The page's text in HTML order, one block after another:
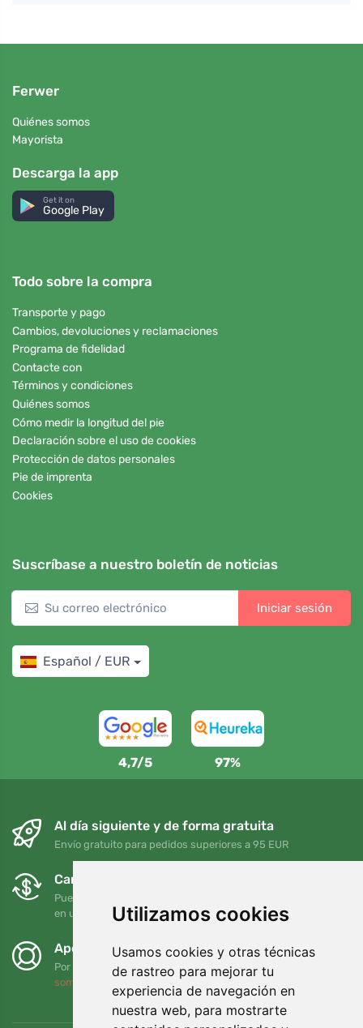
Utilizamos cookies
Usamos cookies y otras técnicas
de rastreo para mejorar tu
experiencia de navegación en
nuestra web, para mostrarte
Ferwer
Quiénes somos
Mayorista
Descarga la app
Get it on
Google Play
Todo sobre la compra
Transporte y pago
Cambios, devoluciones y reclamaciones
Programa de fidelidad
Contacte con
Términos y condiciones
Quiénes somos
Cómo medir la longitud del pie
Declaración sobre el uso de cookies
Protección de datos personales
Pie de imprenta
Cookies
Suscríbase a nuestro boletín de noticias
Iniciar sesión
Español / EUR
4,7/5 97%
Al día siguiente y de forma gratuita
Envío gratuito para pedidos superiores a 95 EUR
Cambios y devoluciones gratuitos
Puede devolver o cambiar su pedido en cualquier momento
en un plazo de 90 días
Apoyamos a Trees.org
Por cada pedido plantamos un árbol. Leer más
somos